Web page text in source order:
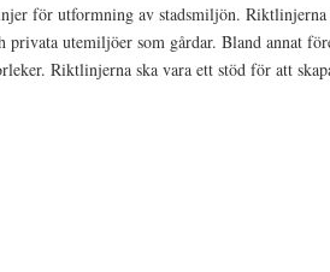
för utformning av stadsmiljön. Riktlinjerna
privata utemiljöer som gårdar. Bland annat
Riktlinjerna ska vara ett stöd för att